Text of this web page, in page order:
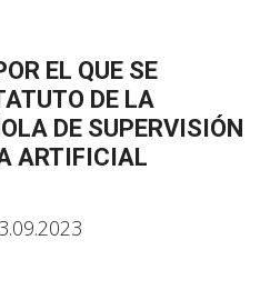
EL QUE SE
DE LA
DE SUPERVISIÓN
ARTIFICIAL